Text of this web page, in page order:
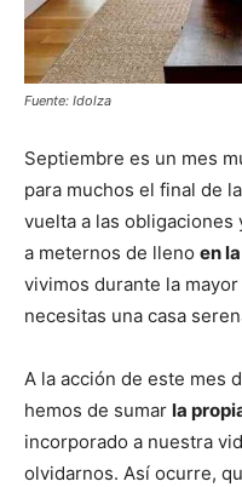
Fuente: Idolza
Septiembre es un mes
para muchos el final de
vuelta a las obligaciones
a meternos de lleno en
vivimos durante la
necesitas una casa
A la acción de este mes
hemos de sumar la
incorporado a nuestra
olvidarnos. Así ocurre,